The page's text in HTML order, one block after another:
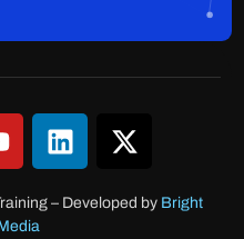
– Developed by Bright